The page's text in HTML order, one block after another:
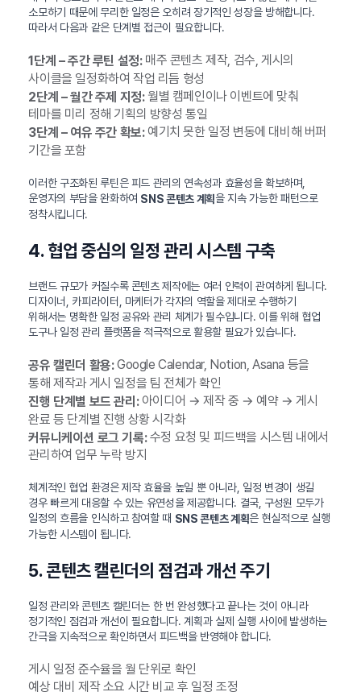
소모하기 때문에 무리한 일정은 오히려 장기적인 성장을 방해합니다.
따라서 다음과 같은 단계별 접근이 필요합니다.
1단계 – 주간 루틴 설정:매주 콘텐츠 제작, 검수, 게시의
사이클을 일정화하여 작업 리듬 형성
2단계 – 월간 주제 지정:월별 캠페인이나 이벤트에 맞춰
테마를 미리 정해 기획의 방향성 통일
3단계 – 여유 주간 확보:예기치 못한 일정 변동에 대비해 버퍼
기간을 포함
이러한 구조화된 루틴은 피드 관리의 연속성과 효율성을 확보하며,
운영자의 부담을 완화하여 SNS 콘텐츠 계획을 지속 가능한 패턴으로
정착시킵니다.
4. 협업 중심의 일정 관리 시스템 구축
브랜드 규모가 커질수록 콘텐츠 제작에는 여러 인력이 관여하게 됩니다.
디자이너, 카피라이터, 마케터가 각자의 역할을 제대로 수행하기
위해서는 명확한 일정 공유와 관리 체계가 필수입니다. 이를 위해 협업
도구나 일정 관리 플랫폼을 적극적으로 활용할 필요가 있습니다.
공유 캘린더 활용:Google Calendar, Notion, Asana 등을
통해 제작과 게시 일정을 팀 전체가 확인
진행 단계별 보드 관리:아이디어 → 제작 중 → 예약 → 게시
완료 등 단계별 진행 상황 시각화
커뮤니케이션 로그 기록:수정 요청 및 피드백을 시스템 내에서
관리하여 업무 누락 방지
체계적인 협업 환경은 제작 효율을 높일 뿐 아니라, 일정 변경이 생길
경우 빠르게 대응할 수 있는 유연성을 제공합니다. 결국, 구성원 모두가
일정의 흐름을 인식하고 참여할 때 SNS 콘텐츠 계획은 현실적으로 실행
가능한 시스템이 됩니다.
5. 콘텐츠 캘린더의 점검과 개선 주기
일정 관리와 콘텐츠 캘린더는 한 번 완성했다고 끝나는 것이 아니라
정기적인 점검과 개선이 필요합니다. 계획과 실제 실행 사이에 발생하는
간극을 지속적으로 확인하면서 피드백을 반영해야 합니다.
게시 일정 준수율을 월 단위로 확인
예상 대비 제작 소요 시간 비교 후 일정 조정